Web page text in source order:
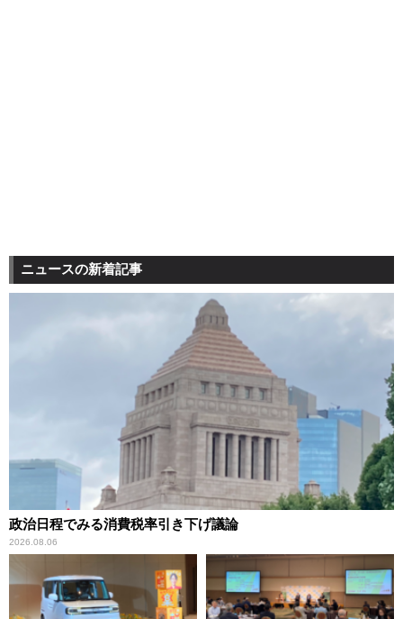
ニュースの新着記事
政治日程でみる消費税率引き下げ議論
2026.08.06